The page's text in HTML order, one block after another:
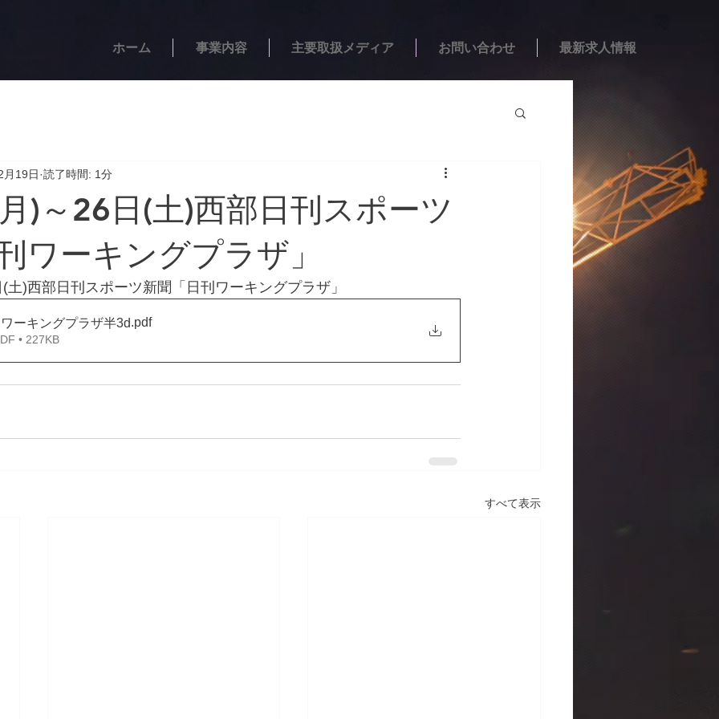
ホーム 事業内容 主要取扱メディア お問い合わせ 最新求人情報
)～26日(土)西部日刊スポーツ
ワーキングプラザ」
月19日 読了時間: 1分
)西部日刊スポーツ新聞「日刊ワーキングプラザ」
ーキングプラザ半3d.pdf
• 227KB
すべて表示